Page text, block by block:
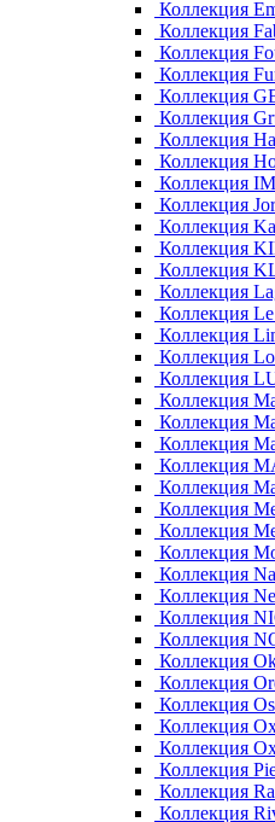
Коллекция
Коллекция
Коллекция
Коллекция
Коллекция
Коллекция
Коллекция
Коллекция
Коллекция
Коллекция
Коллекция
Коллекция
Коллекция
Коллекция
Коллекция
Коллекция
Коллекция
Коллекция
Коллекция
Коллекция
Коллекция
Коллекция
Коллекция
Коллекция
Коллекция
Коллекция
Коллекция
Коллекция
Коллекция
Коллекция
Коллекция
Коллекция
Коллекция
Коллекция
Коллекция
Коллекция
Коллекция
Коллекция